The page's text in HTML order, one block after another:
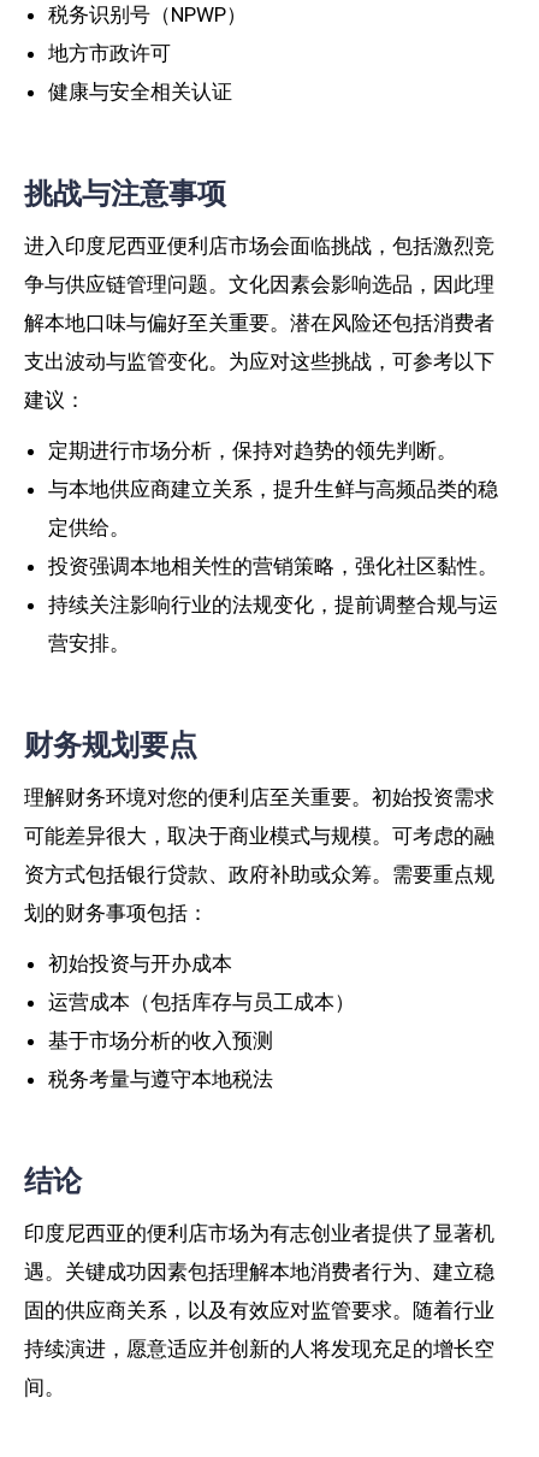
税务识别号（NPWP）
地方市政许可
健康与安全相关认证
挑战与注意事项
进入印度尼西亚便利店市场会面临挑战，包括激烈竞
争与供应链管理问题。文化因素会影响选品，因此理
解本地口味与偏好至关重要。潜在风险还包括消费者
支出波动与监管变化。为应对这些挑战，可参考以下
建议：
定期进行市场分析，保持对趋势的领先判断。
与本地供应商建立关系，提升生鲜与高频品类的稳
定供给。
投资强调本地相关性的营销策略，强化社区黏性。
持续关注影响行业的法规变化，提前调整合规与运
营安排。
财务规划要点
理解财务环境对您的便利店至关重要。初始投资需求
可能差异很大，取决于商业模式与规模。可考虑的融
资方式包括银行贷款、政府补助或众筹。需要重点规
划的财务事项包括：
初始投资与开办成本
运营成本（包括库存与员工成本）
基于市场分析的收入预测
税务考量与遵守本地税法
结论
印度尼西亚的便利店市场为有志创业者提供了显著机
遇。关键成功因素包括理解本地消费者行为、建立稳
固的供应商关系，以及有效应对监管要求。随着行业
持续演进，愿意适应并创新的人将发现充足的增长空
间。